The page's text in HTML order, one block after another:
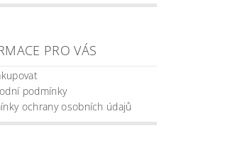
PRO VÁS
podmínky
ochrany osobních údajů